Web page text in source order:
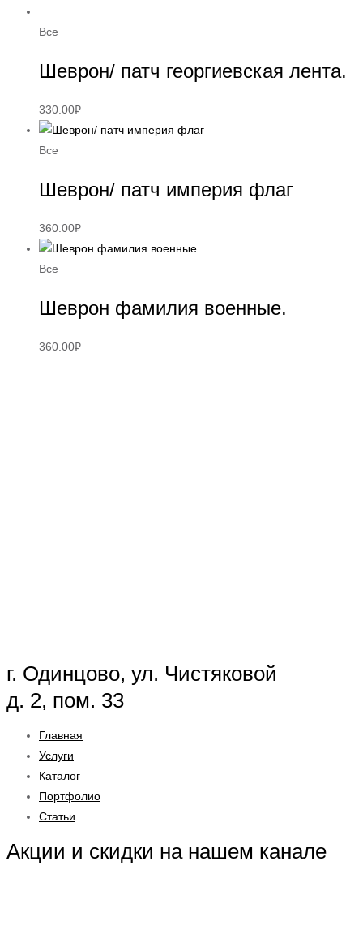
Все
Шеврон/ патч георгиевская лента.
330.00₽
Все
Шеврон/ патч империя флаг
360.00₽
Все
Шеврон фамилия военные.
360.00₽
г. Одинцово, ул. Чистяковой
д. 2, пом. 33
Главная
Услуги
Каталог
Портфолио
Статьи
Акции и скидки на нашем канале